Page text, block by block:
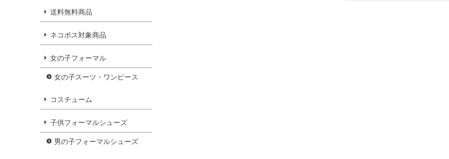
送料無料商品
ネコポス対象商品
女の子フォーマル
女の子スーツ・ワンピース
コスチューム
子供フォーマルシューズ
男の子フォーマルシューズ